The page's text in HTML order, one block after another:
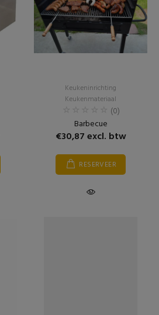
Keukeninrichting
Keukenmateriaal
(0)
Barbecue
€30,87 excl. btw
RESERVEER